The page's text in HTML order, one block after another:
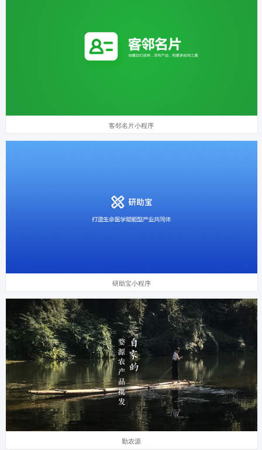
客邻名片小程序
研助宝小程序
勤农源